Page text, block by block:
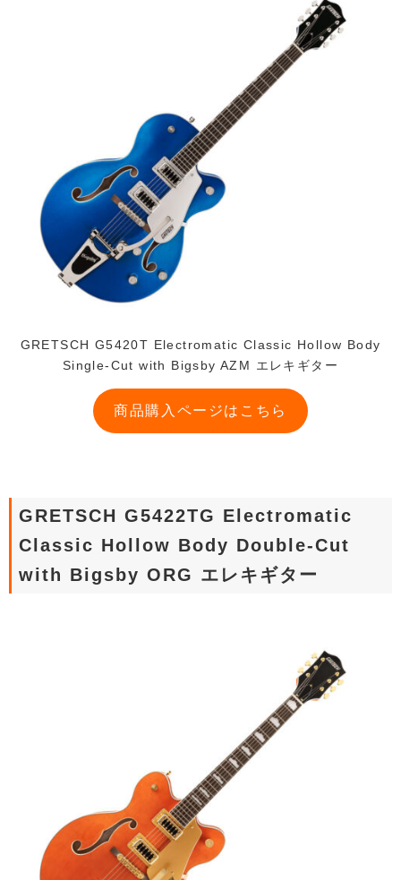
GRETSCH G5420T Electromatic Classic Hollow Body
Single-Cut with Bigsby AZM エレキギター
商品購入ページはこちら
GRETSCH G5422TG Electromatic
Classic Hollow Body Double-Cut
with Bigsby ORG エレキギター